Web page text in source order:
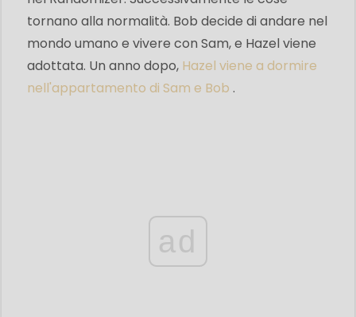
tornano alla normalità. Bob decide di andare nel
mondo umano e vivere con Sam, e Hazel viene
adottata. Un anno dopo, Hazel viene a dormire
nell'appartamento di Sam e Bob .
ad